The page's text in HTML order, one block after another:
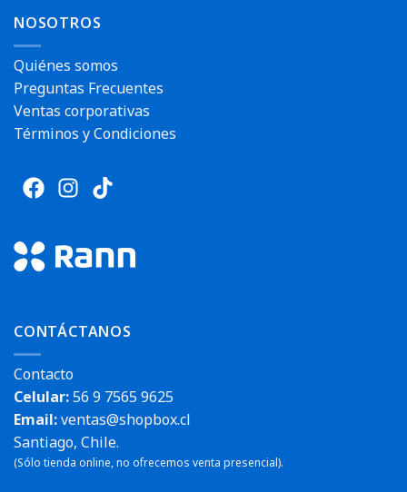
NOSOTROS
Quiénes somos
Preguntas Frecuentes
Ventas corporativas
Términos y Condiciones
CONTÁCTANOS
Contacto
Celular:56 9 7565 9625
Email:ventas@shopbox.cl
Santiago, Chile.
(Sólo tienda online, no ofrecemos venta presencial).